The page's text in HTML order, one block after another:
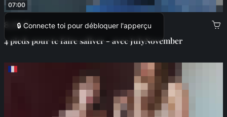
07:00
🔒 Connecte toi pour débloquer l'apperçu
8,00 €
4 pieds pour te faire saliver - avec JulyNovember